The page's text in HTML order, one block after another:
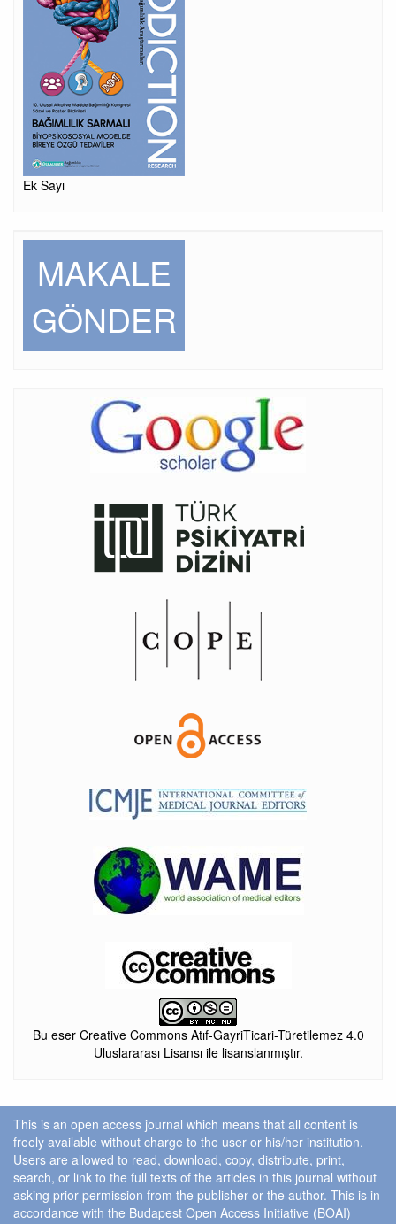
Ek Sayı
MAKALE
GÖNDER
Bu eser Creative Commons Atıf-GayriTicari-Türetilemez 4.0
Uluslararası Lisansı ile lisanslanmıştır.
This is an open access journal which means that all content is
freely available without charge to the user or his/her institution.
Users are allowed to read, download, copy, distribute, print,
search, or link to the full texts of the articles in this journal without
asking prior permission from the publisher or the author. This is in
accordance with the Budapest Open Access Initiative (BOAI)